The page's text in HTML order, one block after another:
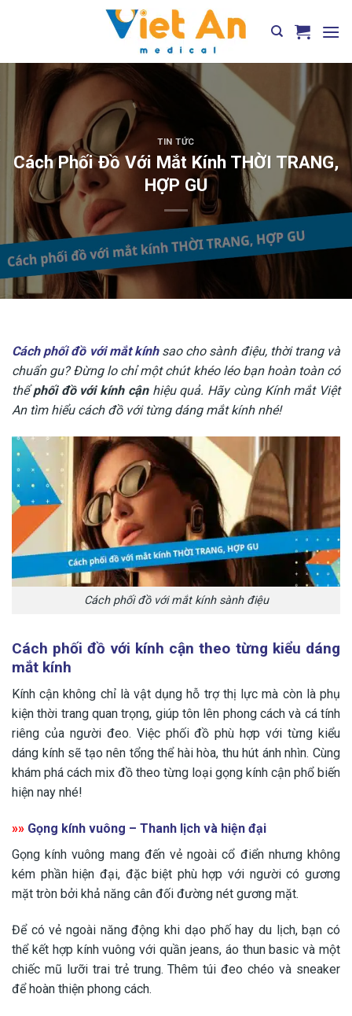
TIN TỨC
Cách Phối Đồ Với Mắt Kính THỜI TRANG,
HỢP GU
Cách phối đồ với mắt kínhsao cho sành điệu, thời trang và
chuẩn gu? Đừng lo chỉ một chút khéo léo bạn hoàn toàn có
thểphối đồ với kính cậnhiệu quả. Hãy cùng Kính mắt Việt
An tìm hiểu cách đồ với từng dáng mắt kính nhé!
Cách phối đồ với mắt kính sành điệu
Cách phối đồ với kính cận theo từng kiểu dáng
mắt kính
Kính cận không chỉ là vật dụng hỗ trợ thị lực mà còn là phụ
kiện thời trang quan trọng, giúp tôn lên phong cách và cá tính
riêng của người đeo. Việc phối đồ phù hợp với từng kiểu
dáng kính sẽ tạo nên tổng thể hài hòa, thu hút ánh nhìn. Cùng
khám phá cách mix đồ theo từng loại gọng kính cận phổ biến
hiện nay nhé!
»» Gọng kính vuông – Thanh lịch và hiện đại
Gọng kính vuông mang đến vẻ ngoài cổ điển nhưng không
kém phần hiện đại, đặc biệt phù hợp với người có gương
mặt tròn bởi khả năng cân đối đường nét gương mặt.
Để có vẻ ngoài năng động khi dạo phố hay du lịch, bạn có
thể kết hợp kính vuông với quần jeans, áo thun basic và một
chiếc mũ lưỡi trai trẻ trung. Thêm túi đeo chéo và sneaker
để hoàn thiện phong cách.